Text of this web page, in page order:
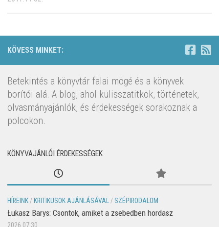
KÖVESS MINKET:
Betekintés a könyvtár falai mögé és a könyvek
borítói alá. A blog, ahol kulisszatitkok, történetek,
olvasmányajánlók, és érdekességek sorakoznak a
polcokon.
KÖNYVAJÁNLÓI ÉRDEKESSÉGEK
HÍREINK /KRITIKUSOK AJÁNLÁSÁVAL / SZÉPIRODALOM
Łukasz Barys: Csontok, amiket a zsebedben hordasz
2026.07.30.